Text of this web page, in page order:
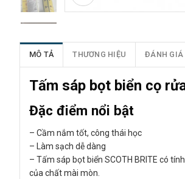
MÔ TẢ THƯƠNG HIỆU ĐÁNH GIÁ
Tấm sáp bọt biển cọ
Đặc điểm nổi bật
– Cầm nắm tốt, công thái học
– Làm sạch dễ dàng
– Tấm sáp bọt biển SCOTH BRITE có
của chất mài mòn.